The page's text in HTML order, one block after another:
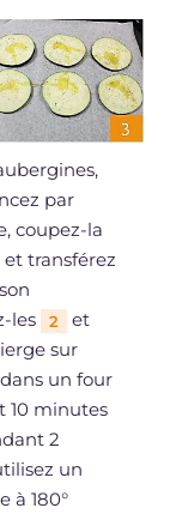
par
coupez-la
et transférez
les
2
et
sur
un four
10 minutes
2
un
à 180°